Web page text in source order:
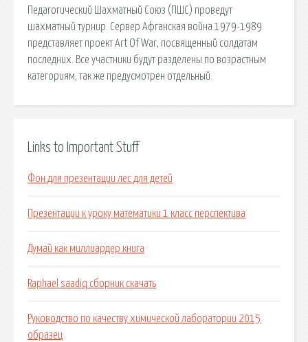
Педагогический Шахматный Союз (ПШС) проведут
шахматный турнир. Сервер Афганская война 1979-1989
представляет проект Art Of War, посвященный солдатам
последних. Все участники будут разделены по возрастным
категориям, так же предусмотрен отдельный.
Links to Important Stuff
Фон для презентации лес для детей
Презентации к уроку математики 1 класс перспектива
Думай как миллиардер книга
Raphael saadiq сборник скачать
Руководство по качеству химической лаборатории 2015
образец